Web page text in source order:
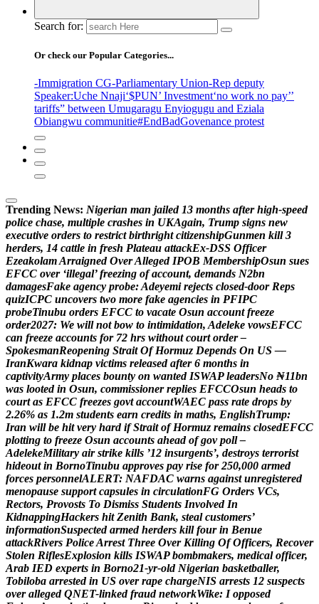
Search for:
Or check our Popular Categories...
-Immigration CG-Parliamentary Union-Rep deputy
Speaker:Uche Nnaji‘$PUN’ Investment‘no work no pay’’
tariffs” between Umugaragu Enyiogugu and Eziala
Obiangwu communitie#EndBadGovenance protest
Trending News: Nigerian man jailed 13 months after high-speed
police chase, multiple crashes in UKAgain, Trump signs new
executive orders to restrict birthright citizenshipGunmen kill 3
herders, 14 cattle in fresh Plateau attackEx-DSS Officer
EzeakolamArraigned OverAlleged IPOB MembershipOsun sues
EFCC over ‘illegal’ freezing of account, demands N2bn
damagesFake agency probe:Adeyemi rejects closed-door Reps
quizICPC uncovers two more fake agencies in PFIPC
probeTinubu orders EFCC to vacate Osun account freeze
order2027: We will not bow to intimidation, Adeleke vowsEFCC
can freeze accounts for 72 hrs without court order –
SpokesmanReopening Strait Of Hormuz Depends On US —
IranKwara kidnap victims released after 6 months in
captivityArmy places bounty on wanted ISWAP leadersNo ₦11bn
was looted in Osun, commissioner replies EFCCOsun heads to
court as EFCC freezes govt accountWAEC pass rate drops by
2.26% as 1.2m students earn credits in maths, EnglishTrump:
Iran will be hit very hard if Strait of Hormuz remains closedEFCC
plotting to freeze Osun accounts ahead of gov poll –
AdelekeMilitary air strike kills ’12 insurgents’, destroys terrorist
hideout in BornoTinubu approves pay rise for 250,000 armed
forces personnelALERT: NAFDAC warns against unregistered
menopause support capsules in circulationFG Orders VCs,
Rectors, Provosts To Dismiss Students Involved In
KidnappingHackers hit Zenith Bank, steal customers’
informationSuspected armed herders kill four in Benue
attackRivers PoliceArrest Three Over Killing Of Officers, Recover
Stolen RiflesExplosion kills ISWAP bombmakers, medical officer,
Arab IED experts in Borno21-yr-old Nigerian basketballer,
Tobiloba arrested in US over rape chargeNIS arrests 12 suspects
over alleged QNET-linked fraud networkWike: I opposed